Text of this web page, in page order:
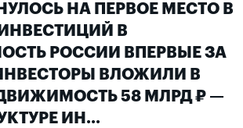
НА ПЕРВОЕ МЕСТО В
В
РОССИИ ВПЕРВЫЕ ЗА
ВЛОЖИЛИ В
58 МЛРД ₽ —
ИН...